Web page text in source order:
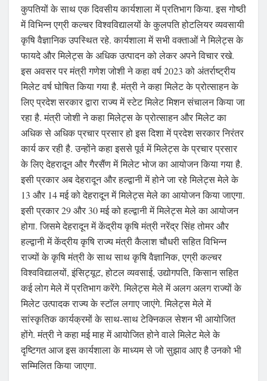
कुपतियों के साथ एक दिवसीय कार्यशाला में प्रतिभाग किया. इस गोष्ठी
में विभिन्न एग्री कल्चर विश्वविद्यालयों के कुलपति होटलियर व्यवसायी
कृषि वैज्ञानिक उपस्थित रहे. कार्यशाला में सभी वक्ताओं ने मिलेट्स के
फायदे और मिलेट्स के अधिक उत्पादन को लेकर अपने विचार रखे.
इस अवसर पर मंत्री गणेश जोशी ने कहा वर्ष 2023 को अंतर्राष्ट्रीय
मिलेट वर्ष घोषित किया गया है. मंत्री ने कहा मिलेट के प्रोत्साहन के
लिए प्रदेश सरकार द्वारा राज्य में स्टेट मिलेट मिशन संचालन किया जा
रहा है. मंत्री जोशी ने कहा मिलेट्स के प्रोत्साहन और मिलेट का
अधिक से अधिक प्रचार प्रसार हो इस दिशा में प्रदेश सरकार निरंतर
कार्य कर रही है. उन्होंने कहा इससे पूर्व में मिलेट्स के प्रचार प्रसार
के लिए देहरादून और गैरसैंण में मिलेट भोज का आयोजन किया गया है.
इसी प्रकार अब देहरादून और हल्द्वानी में होने जा रहे मिलेट्स मेले के
13 और 14 मई को देहरादून में मिलेट्स मेले का आयोजन किया जाएगा.
इसी प्रकार 29 और 30 मई को हल्द्वानी में मिलेट्स मेले का आयोजन
होगा. जिसमे देहरादून में केंद्रीय कृषि मंत्री नरेंद्र सिंह तोमर और
हल्द्वानी में केंद्रीय कृषि राज्य मंत्री कैलाश चौधरी सहित विभिन्न
राज्यों के कृषि मंत्री के साथ साथ कृषि वैज्ञानिक, एग्री कल्चर
विश्वविद्यालयों, इंसिट्यूट, होटल व्यवसाई, उद्योगपति, किसान सहित
कई लोग मेले में प्रतिभाग करेंगे. मिलेट्स मेले में अलग अलग राज्यों के
मिलेट उत्पादक राज्य के स्टॉल लगाए जाएंगे. मिलेट्स मेले में
सांस्कृतिक कार्यक्रमों के साथ-साथ टेक्निकल सेशन भी आयोजित
होंगे. मंत्री ने कहा मई माह में आयोजित होने वाले मिलेट मेले के
दृष्टिगत आज इस कार्यशाला के माध्यम से जो सुझाव आए है उनको भी
सम्मिलित किया जाएगा.